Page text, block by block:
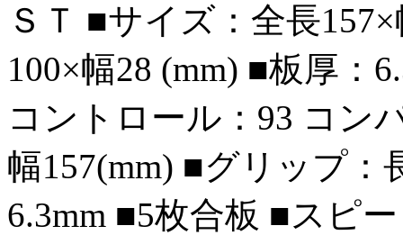
ＳＴ ■サイズ：全長
100×幅28 (mm) ■板厚：
コントロール：93 コン
幅157(mm) ■グリップ：
6.3mm ■5枚合板 ■スピ